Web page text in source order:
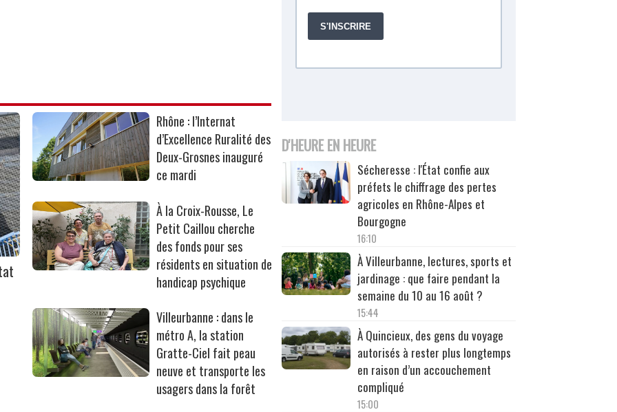
Rhône : l’Internat
d’Excellence Ruralité des
Deux-Grosnes inauguré
ce mardi
À la Croix-Rousse, Le
Petit Caillou cherche
des fonds pour ses
résidents en situation de
handicap psychique
Villeurbanne : dans le
métro A, la station
Gratte-Ciel fait peau
neuve et transporte les
usagers dans la forêt
D'HEURE EN HEURE
Sécheresse : l'État confie aux
préfets le chiffrage des pertes
agricoles en Rhône-Alpes et
Bourgogne
16:10
À Villeurbanne, lectures, sports et
jardinage : que faire pendant la
semaine du 10 au 16 août ?
15:44
À Quincieux, des gens du voyage
autorisés à rester plus longtemps
en raison d’un accouchement
compliqué
15:00